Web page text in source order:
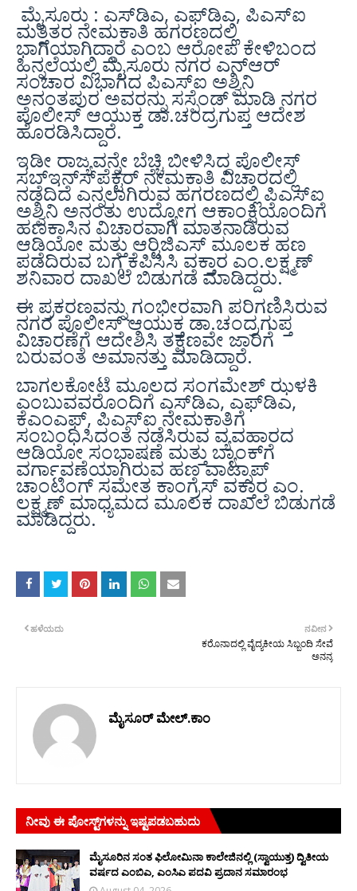
ಮೈಸೂರು : ಎಸ್‍ಡಿಎ, ಎಫ್‍ಡಿಎ, ಪಿಎಸ್‍ಐ
ಮತ್ತಿತರ ನೇಮಕಾತಿ ಹಗರಣದಲ್ಲಿ
ಭಾಗಿಯಾಗಿದ್ದಾರೆ ಎಂಬ ಆರೋಪ ಕೇಳಿಬಂದ
ಹಿನ್ನಲೆಯಲ್ಲಿ ಮೈಸೂರು ನಗರ ಎನ್‍ಆರ್
ಸಂಚಾರ ವಿಭಾಗದ ಪಿಎಸ್‍ಐ ಅಶ್ವಿನಿ
ಅನಂತಪುರ ಅವರನ್ನು ಸಸ್ಪೆಂಡ್ ಮಾಡಿ ನಗರ
ಪೊಲೀಸ್ ಆಯುಕ್ತ ಡಾ.ಚಂದ್ರಗುಪ್ತ ಆದೇಶ
ಹೊರಡಿಸಿದ್ದಾರೆ.
ಇಡೀ ರಾಜ್ಯವನ್ನೇ ಬೆಚ್ಚಿ ಬೀಳಿಸಿದ್ದ ಪೊಲೀಸ್
ಸಬ್‍ಇನ್ಸ್‍ಪೆಕ್ಟರ್ ನೇಮಕಾತಿ ವಿಚಾರದಲ್ಲಿ
ನಡೆದಿದೆ ಎನ್ನಲಾಗಿರುವ ಹಗರಣದಲ್ಲಿ ಪಿಎಸ್‍ಐ
ಅಶ್ವಿನಿ ಅನಂತು ಉದ್ಯೋಗ ಆಕಾಂಕ್ಷಿಯೊಂದಿಗೆ
ಹಣಕಾಸಿನ ವಿಚಾರವಾಗಿ ಮಾತನಾಡಿರುವ
ಆಡಿಯೋ ಮತ್ತು ಆರ್‍ಟಿಜಿಎಸ್ ಮೂಲಕ ಹಣ
ಪಡೆದಿರುವ ಬಗ್ಗೆ ಕೆಪಿಸಿಸಿ ವಕ್ತಾರ ಎಂ.ಲಕ್ಷ್ಮಣ್
ಶನಿವಾರ ದಾಖಲೆ ಬಿಡುಗಡೆ ಮಾಡಿದ್ದರು.
ಈ ಪ್ರಕರಣವನ್ನು ಗಂಭೀರವಾಗಿ ಪರಿಗಣಿಸಿರುವ
ನಗರ ಪೊಲೀಸ್ ಆಯುಕ್ತ ಡಾ.ಚಂದ್ರಗುಪ್ತ
ವಿಚಾರಣೆಗೆ ಆದೇಶಿಸಿ ತಕ್ಷಣವೇ ಜಾರಿಗೆ
ಬರುವಂತೆ ಅಮಾನತ್ತು ಮಾಡಿದ್ದಾರೆ.
ಬಾಗಲಕೋಟೆ ಮೂಲದ ಸಂಗಮೇಶ್ ಝಳಕಿ
ಎಂಬುವವರೊಂದಿಗೆ ಎಸ್‍ಡಿಎ, ಎಫ್‍ಡಿಎ,
ಕೆಎಂಎಫ್, ಪಿಎಸ್‍ಐ ನೇಮಕಾತಿಗೆ
ಸಂಬಂಧಿಸಿದಂತೆ ನಡೆಸಿರುವ ವ್ಯವಹಾರದ
ಆಡಿಯೋ ಸಂಭಾಷಣೆ ಮತ್ತು ಬ್ಯಾಂಕ್‍ಗೆ
ವರ್ಗಾವಣೆಯಾಗಿರುವ ಹಣ ವಾಟ್ಸಾಪ್
ಚಾಂಟಿಂಗ್ ಸಮೇತ ಕಾಂಗ್ರೆಸ್ ವಕ್ತಾರ ಎಂ.
ಲಕ್ಷ್ಮಣ್ ಮಾಧ್ಯಮದ ಮೂಲಕ ದಾಖಲೆ ಬಿಡುಗಡೆ
ಮಾಡಿದ್ದರು.
ನವೀನ
ಕರೊನಾದಲ್ಲಿ ವೈದ್ಯಕೀಯ ಸಿಬ್ಬಂದಿ ಸೇವೆ
ಅನನ್ಯ
ಹಳೆಯದು
ಮೈಸೂರ್ ಮೇಲ್.ಕಾಂ
ನೀವು ಈ ಪೋಸ್ಟ್‌ಗಳನ್ನು ಇಷ್ಟಪಡಬಹುದು
ಮೈಸೂರಿನ ಸಂತ ಫಿಲೋಮಿನಾ ಕಾಲೇಜಿನಲ್ಲಿ (ಸ್ವಾಯುತ್ತ) ದ್ವಿತೀಯ
ವರ್ಷದ ಎಂಬಿಎ, ಎಂಸಿಎ ಪದವಿ ಪ್ರದಾನ ಸಮಾರಂಭ